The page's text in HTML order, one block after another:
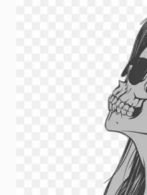
89